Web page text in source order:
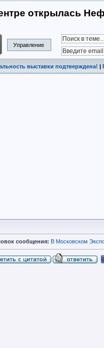
открылась
Управление
выставки подтверждена! |
сообщения: В Московском